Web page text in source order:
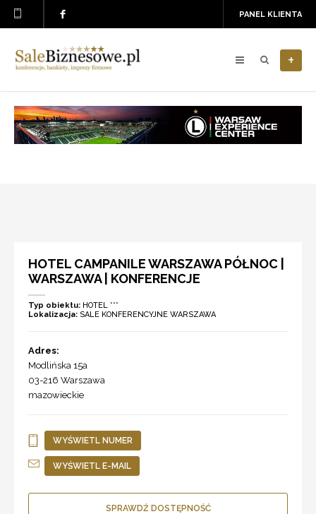
PANEL KLIENTA
+
HOTEL CAMPANILE WARSZAWA PÓŁNOC |
WARSZAWA | KONFERENCJE
Typ obiektu: HOTEL ***
Lokalizacja: SALE KONFERENCYJNE WARSZAWA
Adres:
Modlińska 15a
03-216 Warszawa
mazowieckie
WYŚWIETL NUMER
WYŚWIETL E-MAIL
SPRAWDŹ DOSTĘPNOŚĆ